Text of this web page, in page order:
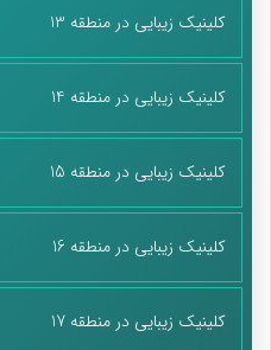
کلینیک زیبایی در منطقه 13
کلینیک زیبایی در منطقه 14
کلینیک زیبایی در منطقه 15
کلینیک زیبایی در منطقه 16
کلینیک زیبایی در منطقه 17